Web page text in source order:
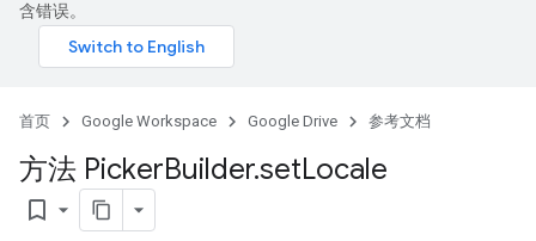
含错误。
首页 Google Workspace Google Drive 参考文档
方法 PickerBuilder.setLocale
bookmark_border